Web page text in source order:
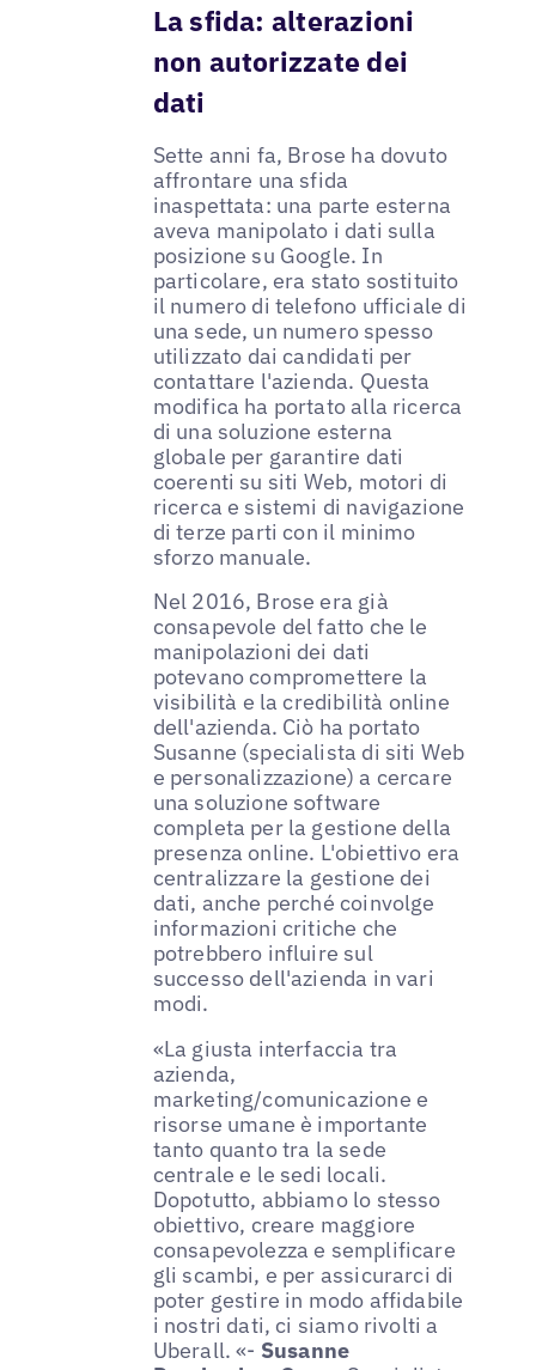
La sfida: alterazioni
non autorizzate dei
dati
Sette anni fa, Brose ha dovuto
affrontare una sfida
inaspettata: una parte esterna
aveva manipolato i dati sulla
posizione su Google. In
particolare, era stato sostituito
il numero di telefono ufficiale di
una sede, un numero spesso
utilizzato dai candidati per
contattare l'azienda. Questa
modifica ha portato alla ricerca
di una soluzione esterna
globale per garantire dati
coerenti su siti Web, motori di
ricerca e sistemi di navigazione
di terze parti con il minimo
sforzo manuale.
Nel 2016, Brose era già
consapevole del fatto che le
manipolazioni dei dati
potevano compromettere la
visibilità e la credibilità online
dell'azienda. Ciò ha portato
Susanne (specialista di siti Web
e personalizzazione) a cercare
una soluzione software
completa per la gestione della
presenza online. L'obiettivo era
centralizzare la gestione dei
dati, anche perché coinvolge
informazioni critiche che
potrebbero influire sul
successo dell'azienda in vari
modi.
«La giusta interfaccia tra
azienda,
marketing/comunicazione e
risorse umane è importante
tanto quanto tra la sede
centrale e le sedi locali.
Dopotutto, abbiamo lo stesso
obiettivo, creare maggiore
consapevolezza e semplificare
gli scambi, e per assicurarci di
poter gestire in modo affidabile
i nostri dati, ci siamo rivolti a
Uberall. «- Susanne